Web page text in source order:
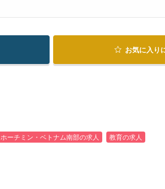
お気に入り
ホーチミン・ベトナム南部の求人 教育の求人